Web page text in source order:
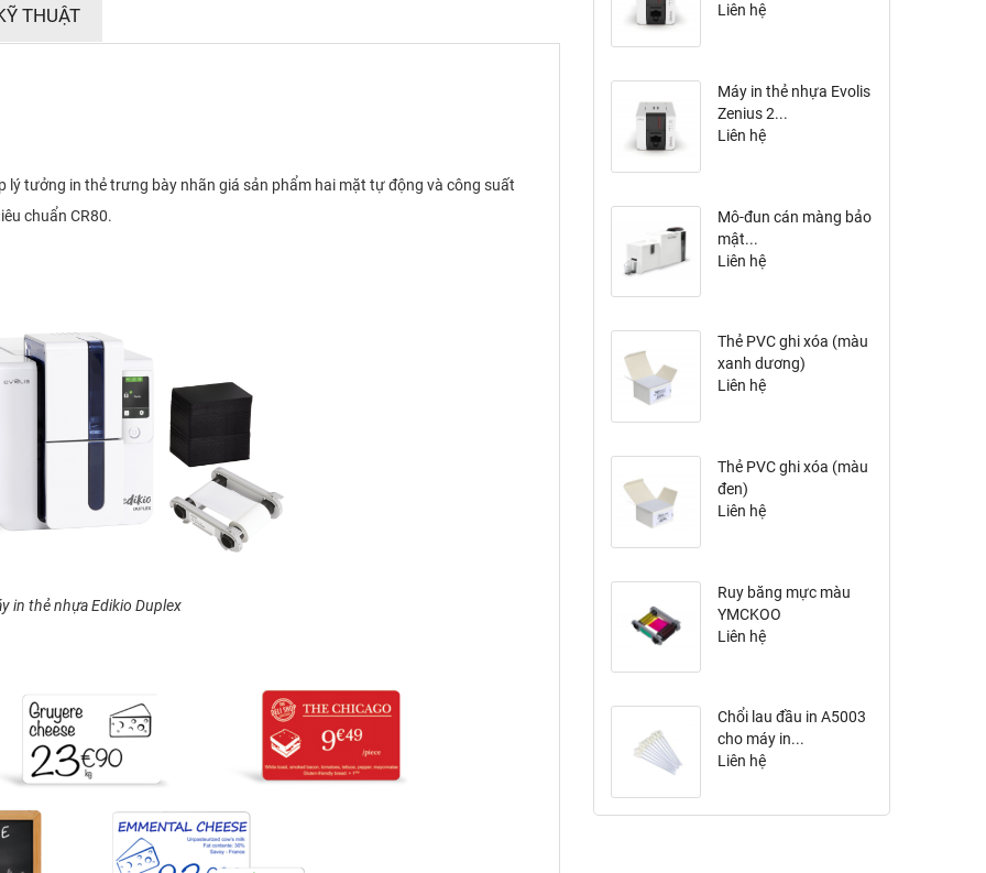
THUẬT
lý tưởng in thẻ trưng bày nhãn giá sản phẩm hai mặt tự động và công suất
chuẩn CR80.
in thẻ nhựa Edikio Duplex
Liên hệ
Máy in thẻ nhựa Evolis
Zenius 2...
Liên hệ
Mô-đun cán màng bảo
mật...
Liên hệ
Thẻ PVC ghi xóa (màu
xanh dương)
Liên hệ
Thẻ PVC ghi xóa (màu
đen)
Liên hệ
Ruy băng mực màu
YMCKOO
R6F207NAAA...
Liên hệ
Chổi lau đầu in A5003
cho máy in...
Liên hệ